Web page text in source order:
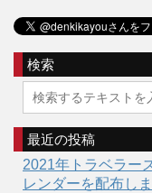
検索
最近の投稿
2021年トラベラー
レンダーを配布しま